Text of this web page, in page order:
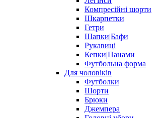
Компресійні шорти
Шкарпетки
Гетри
Шапки|Бафи
Рукавиці
Кепки|Панами
Футбольна форма
Для чоловіків
Футболки
Шорти
Брюки
Джемпера